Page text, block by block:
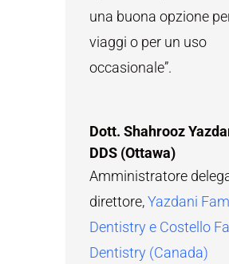
una buona opzione
viaggi o per un uso
occasionale”.
Dott. Shahrooz
DDS (Ottawa)
Amministratore
direttore, Yazdani
Dentistry e Costello
Dentistry (Canada)